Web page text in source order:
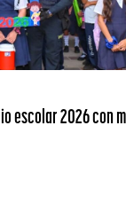
escolar 2026 con